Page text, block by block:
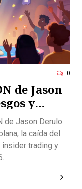
0
de Jason
y
de Jason Derulo.
la caída del
insider trading y